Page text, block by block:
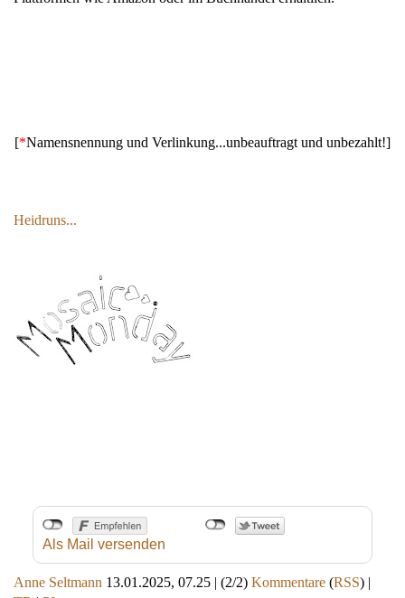
[*Namensnennung und Verlinkung...unbeauftragt und unbezahlt!]
Heidruns...
Als Mail versenden
Anne Seltmann 13.01.2025, 07.25 | (2/2) Kommentare (RSS) |